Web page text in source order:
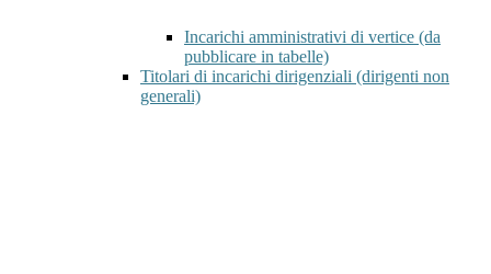
Incarichi amministrativi di vertice (da
pubblicare in tabelle)
Titolari di incarichi dirigenziali (dirigenti non
generali)